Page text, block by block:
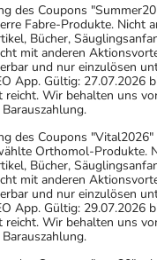
des Coupons
Fabre-Produkte. Nicht
Bücher,
mit anderen
und nur einzulösen
App. Gültig: 27.07.2026
reicht. Wir behalten uns
des Coupons
Orthomol-Produkte.
Bücher,
mit anderen
und nur einzulösen
App. Gültig: 29.07.2026
reicht. Wir behalten uns